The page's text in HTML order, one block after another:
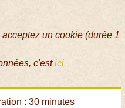
un cookie (durée 1
c'estici
: 30 minutes